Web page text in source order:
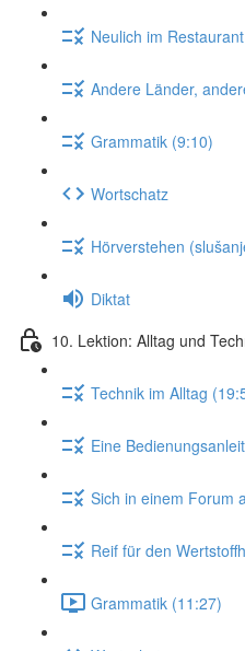
Neulich im
Andere Länder,
Grammatik (9:10)
Wortschatz
Hörverstehen
Diktat
10. Lektion: Alltag und
Technik im Alltag
Eine
Sich in einem Forum
Reif für den
Grammatik (11:27)